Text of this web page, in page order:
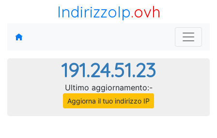
IndirizzoIp.ovh
191.24.51.23
Ultimo aggiornamento:-
Aggiorna il tuo indirizzo IP